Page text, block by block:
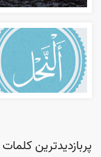
پربازدیدترین